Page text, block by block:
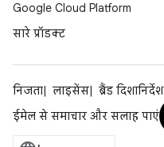
Google Cloud Platform
सारे प्रॉडक्ट
निजता लाइसेंस ब्रैंड दिशानिर्देश
ईमेल से समाचार और सलाह पाएं